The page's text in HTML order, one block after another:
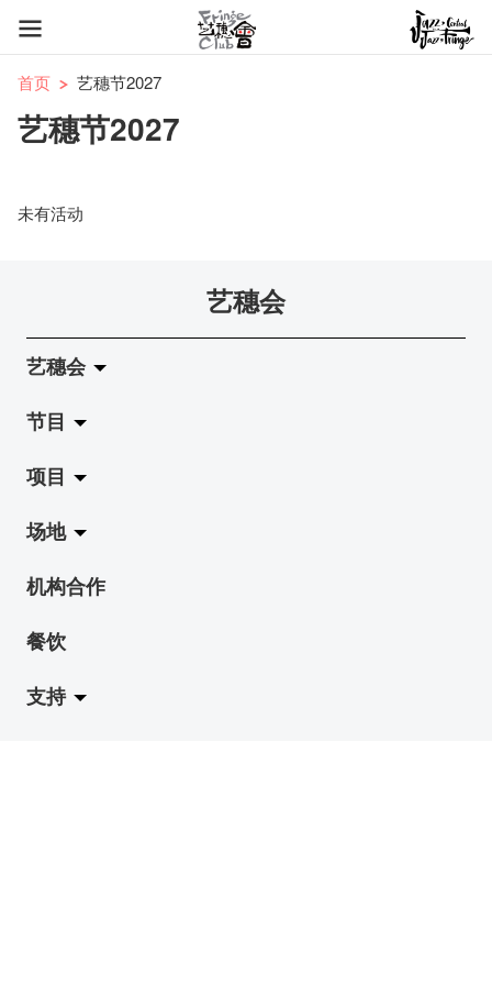
首页 艺穗节2027
艺穗节2027
未有活动
艺穗会
艺穗会
关于艺穗会
艺穗会的演化
使命与宗旨
艺穗会架构
档案库
艺穗网志
节目
拉阔
展览
演出
活动
工作坊
项目
Jazz-Go-Central, Jazz-Go-Fringe
LPL
2015-16 艺术场地资助计划
2015 照亮香港在新加坡
场地
陈丽玲划廊
奶库
地下剧场
机构合作
餐饮
支持